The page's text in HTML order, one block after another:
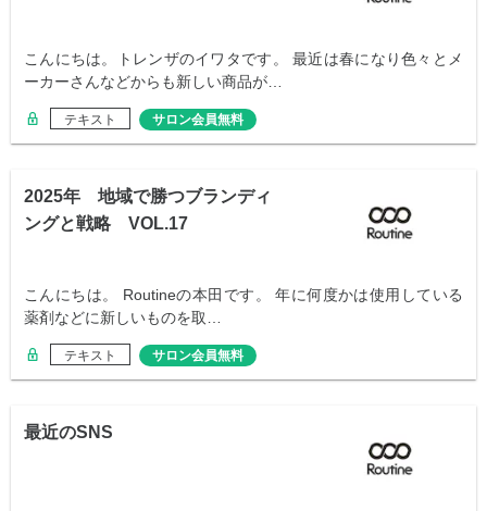
こんにちは。トレンザのイワタです。 最近は春になり色々とメ
ーカーさんなどからも新しい商品が…
テキスト サロン会員無料
2025年 地域で勝つブランディ
ングと戦略 VOL.17
こんにちは。 Routineの本田です。 年に何度かは使用している
薬剤などに新しいものを取…
テキスト サロン会員無料
最近のSNS